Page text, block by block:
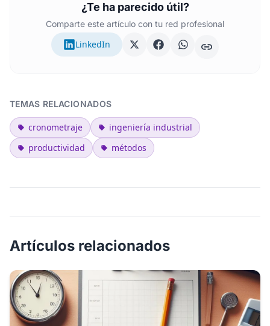
¿Te ha parecido útil?
Comparte este artículo con tu red profesional
LinkedIn
TEMAS RELACIONADOS
cronometraje
ingeniería industrial
productividad
métodos
Artículos relacionados